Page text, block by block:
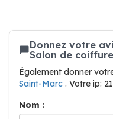
Donnez votre
Salon de
Également donner
Saint-Marc . Votre ip:
Nom :